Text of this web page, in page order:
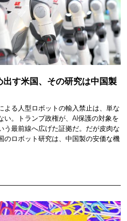
す米国、その研究は中国製
よる人型ロボットの輸入禁止は、単な
い。トランプ政権が、AI保護の対象を
う最前線へ広げた証拠だ。だが皮肉な
のロボット研究は、中国製の安価な機